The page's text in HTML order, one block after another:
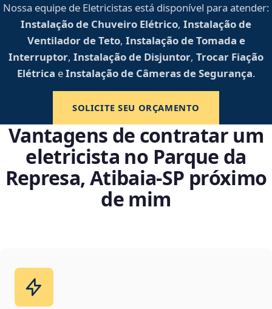
Nossa equipe de Eletricistas está disponível para atender:
Instalação de Chuveiro Elétrico, Instalação de
Ventilador de Teto, Instalação de Tomada e
Interruptor, Instalação de Disjuntor, Trocar Fiação
Elétrica eInstalação de Câmeras de Segurança.
SOLICITE SEU ORÇAMENTO
Vantagens de contratar um
eletricista no Parque da
Represa, Atibaia‑SP próximo
de mim